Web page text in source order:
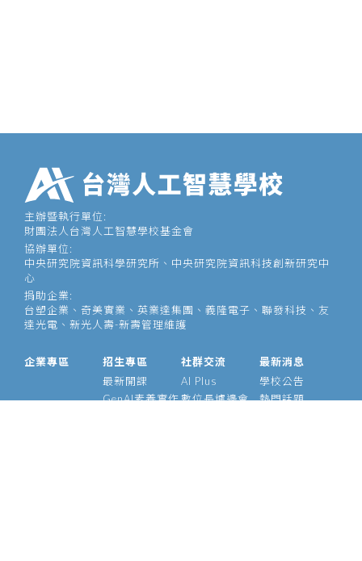
主辦暨執行單位:
財團法人台灣人工智慧學校基金會
協辦單位:
中央研究院資訊科學研究所、中央研究院資訊科技創新研究中
心
捐助企業:
台塑企業、奇美實業、英業達集團、義隆電子、聯發科技、友
達光電、新光人壽-新壽管理維護
企業專區
招生專區
最新開課
GenAI素養實作
社群交流
AI Plus
數位長爐邊會
最新消息
學校公告
熱門話題